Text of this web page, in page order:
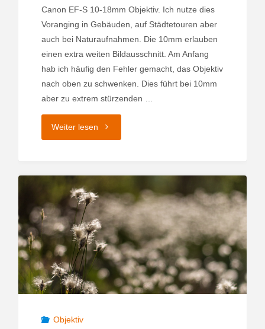
Canon EF-S 10-18mm Objektiv. Ich nutze dies
Voranging in Gebäuden, auf Städtetouren aber
auch bei Naturaufnahmen. Die 10mm erlauben
einen extra weiten Bildausschnitt. Am Anfang
hab ich häufig den Fehler gemacht, das Objektiv
nach oben zu schwenken. Dies führt bei 10mm
aber zu extrem stürzenden …
Weiter lesen"Canon
S
10-
18mm"
Objektiv